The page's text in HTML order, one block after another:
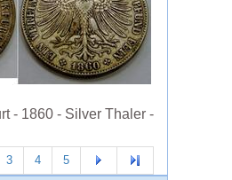
- 1860 - Silver Thaler -
3 4 5